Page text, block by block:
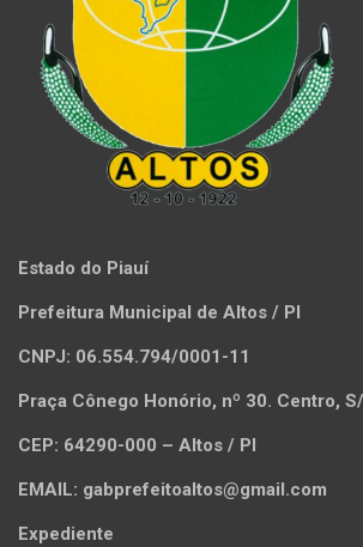
Estado do Piauí
Prefeitura Municipal de Altos / PI
CNPJ: 06.554.794/0001-11
Praça Cônego Honório, nº 30. Centro,
CEP: 64290-000 – Altos / PI
EMAIL: gabprefeitoaltos@gmail.com
Expediente